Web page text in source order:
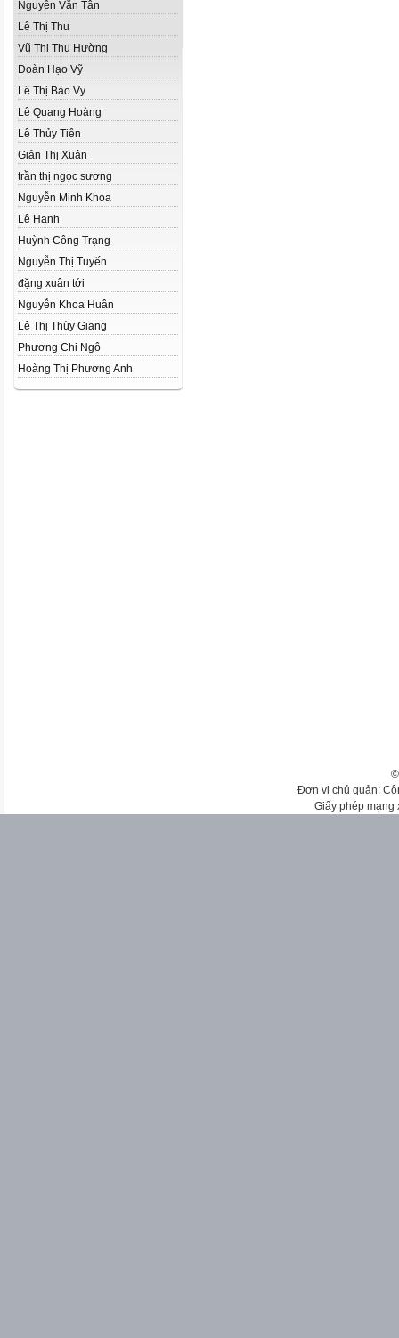
Nguyễn Văn Tân
Lê Thị Thu
Vũ Thị Thu Hường
Đoàn Hạo Vỹ
Lê Thị Bảo Vy
Lê Quang Hoàng
Lê Thủy Tiên
Giản Thị Xuân
trần thị ngọc sương
Nguyễn Minh Khoa
Lê Hạnh
Huỳnh Công Trạng
Nguyễn Thị Tuyến
đặng xuân tới
Nguyễn Khoa Huân
Lê Thị Thùy Giang
Phương Chi Ngô
Hoàng Thị Phương Anh
Đơn vị chủ quản:
Giấy phép mạng